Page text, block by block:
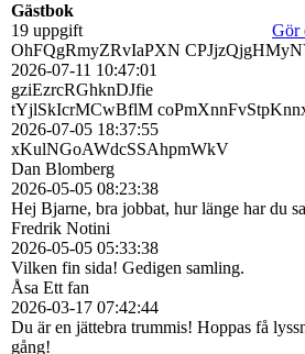
Gästbok
19 uppgift
Gör
OhFQgRmyZRvIaPXN
2026-07-11 10:47:01
gziEzrcRGhknDJfie
tYjlSkIcrMCwBflM
2026-07-05 18:37:55
xKulNGoAWdcSSAhpmWkV
Dan Blomberg
2026-05-05 08:23:38
Hej Bjarne, bra jobbat, hur länge har du
Fredrik Notini
2026-05-05 05:33:38
Vilken fin sida! Gedigen samling.
Åsa Ett fan
2026-03-17 07:42:44
Du är en jättebra trummis! Hoppas få
gång!